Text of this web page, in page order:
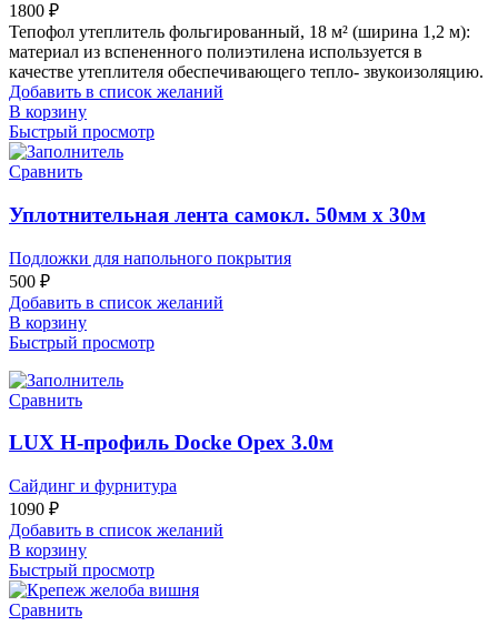
1800 ₽
Тепофол утеплитель фольгированный, 18 м² (ширина 1,2 м):
материал из вспененного полиэтилена используется в
качестве утеплителя обеспечивающего тепло- звукоизоляцию.
Добавить в список желаний
В корзину
Быстрый просмотр
Сравнить
Уплотнительная лента самокл. 50мм х 30м
Подложки для напольного покрытия
500 ₽
Добавить в список желаний
В корзину
Быстрый просмотр
Сравнить
LUX Н-профиль Docke Орех 3.0м
Сайдинг и фурнитура
1090 ₽
Добавить в список желаний
В корзину
Быстрый просмотр
Сравнить